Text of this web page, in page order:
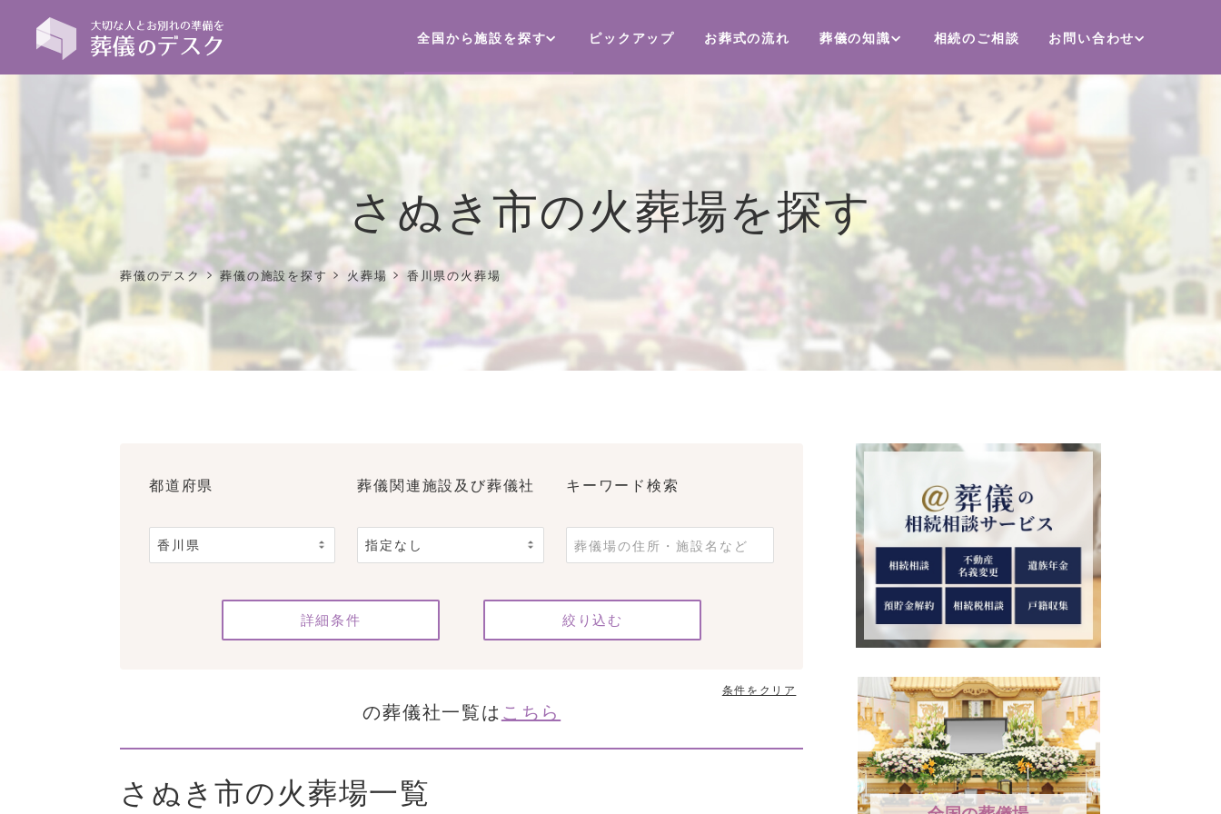
全国から施設を探す ピックアップ お葬式の流れ 葬儀の知識 相続のご相談 お問い合わせ
さぬき市の火葬場を探す
葬儀のデスク>葬儀の施設を探す > 火葬場 > 香川県の火葬場
都道府県 葬儀関連施設及び葬儀社 キーワード検索
条件をクリア
詳細条件
の葬儀社一覧はこちら
さぬき市の火葬場一覧